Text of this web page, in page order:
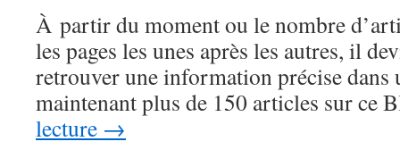
À partir du moment ou le nombre
les pages les unes après les autres, il
retrouver une information précise
maintenant plus de 150 articles sur
lecture →